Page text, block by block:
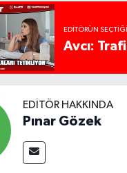
EDITÖRÜN SEÇTIĞI
Avcı:
EDITÖR HAKKINDA
Pınar Gözek